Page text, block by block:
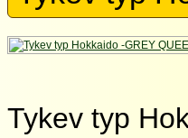
Tykev typ